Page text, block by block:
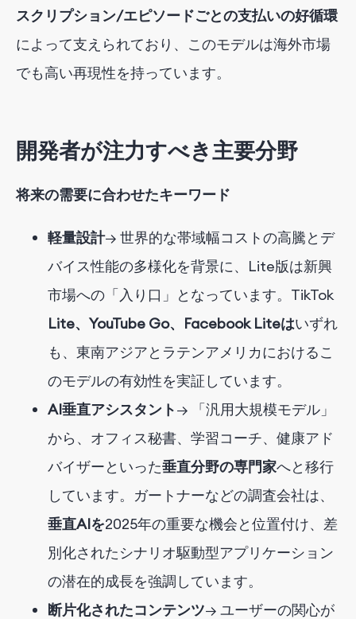
スクリプション/エピソードごとの支払いの好循環
によって支えられており 、このモデルは海外市場
でも高い再現性を持っています。
開発者が注力すべき主要分野
将来の需要に合わせたキーワード
軽量設計→ 世界的な帯域幅コストの高騰とデ
バイス性能の多様化を背景に、Lite版は新興
市場への「入り口」となっています。TikTok
Lite、YouTube Go、Facebook Liteはいずれ
も、東南アジアとラテンアメリカにおけるこ
のモデルの有効性を実証しています。
AI垂直アシスタント→ 「汎用大規模モデル」
から、 オフィス秘書、学習コーチ、健康アド
バイザーといった垂直分野の専門家へと移行
しています。ガートナーなどの調査会社は、
垂直AIを2025年の重要な機会と位置付け、差
別化されたシナリオ駆動型アプリケーション
の潜在的成長を強調しています。
断片化されたコンテンツ→ ユーザーの関心が